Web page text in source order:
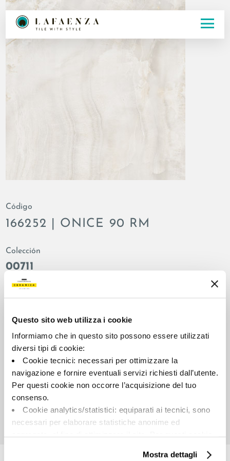
Questo sito web utilizza i cookie
Informiamo che in questo sito possono essere utilizzati
diversi tipi di cookie:
Cookie tecnici: necessari per ottimizzare la
navigazione e fornire eventuali servizi richiesti dall’utente.
Per questi cookie non occorre l’acquisizione del tuo
consenso.
Cookie analytics/statistici: equiparati ai tecnici, sono
necessari per elaborare statistiche anonime ed
Cookie di profilazione/marketing: sono utilizzati, solo
Mostra dettagli
Código
166252 | ONICE 90 RM
Colección
00711
Color:
Blanco
Fondo
Formato:
90.0x90.0
matt
opaco
Destonalización:
Unidad de medida:
MQ